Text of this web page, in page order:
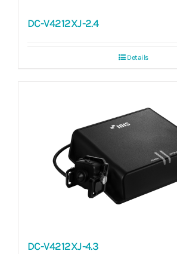
DC-V4212XJ-2.4
Details
DC-V4212XJ-4.3